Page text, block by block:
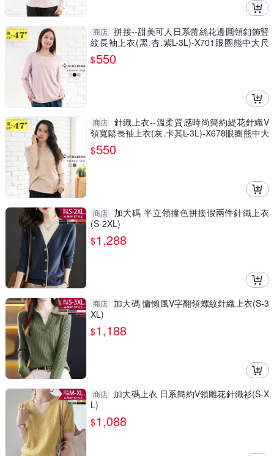
商店 拼接--甜美可人日系蕾絲花邊圓領釦飾豎
紋長袖上衣(黑.杏.紫L-3L)-X701眼圈熊中大尺
碼
$550
商店
針織上衣--溫柔質感時尚簡約緹花針織V
領寬鬆長袖上衣(灰.卡其L-3L)-X678眼圈熊中大
尺碼
$550
商店
加大碼 半立領撞色拼接假兩件針織上衣
(S-2XL)
$1,288
商店
加大碼 慵懶風V字翻領螺紋針織上衣(S-3
XL)
$1,188
商店
加大碼上衣 日系簡約V領雕花針織衫(S-X
L)
$1,088